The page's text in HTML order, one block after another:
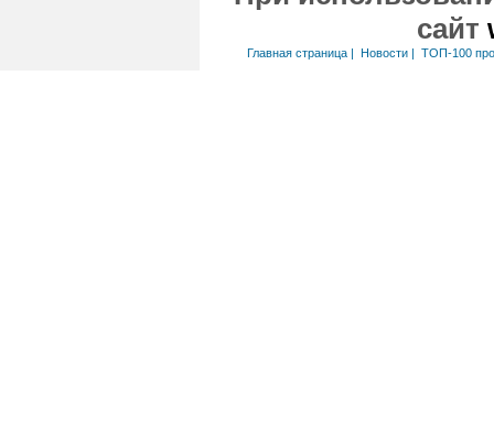
сайт
Главная страница| Новости| ТОП-100